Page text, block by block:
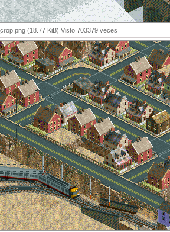
(18.77 KiB) Visto 703379 veces